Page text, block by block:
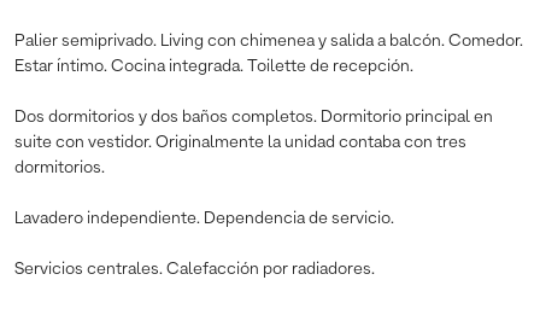
Palier semiprivado. Living con chimenea y salida a balcón. Comedor.
Estar íntimo. Cocina integrada. Toilette de recepción.
Dos dormitorios y dos baños completos. Dormitorio principal en
suite con vestidor. Originalmente la unidad contaba con tres
dormitorios.
Lavadero independiente. Dependencia de servicio.
Servicios centrales. Calefacción por radiadores.